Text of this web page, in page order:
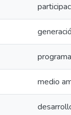
medio